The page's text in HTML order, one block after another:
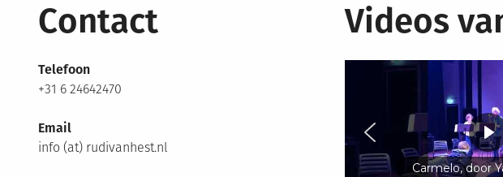
Contact
Telefoon
+31 6 24642470
Email
info (at) rudivanhest.nl
Videos
Carmelo, door